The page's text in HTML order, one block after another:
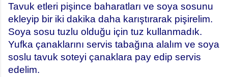
Tavuk etleri pişince baharatları ve soya sosunu
ekleyip bir iki dakika daha karıştırarak pişirelim.
Soya sosu tuzlu olduğu için tuz kullanmadık.
Yufka çanaklarını servis tabağına alalım ve soya
soslu tavuk soteyi çanaklara pay edip servis
edelim.